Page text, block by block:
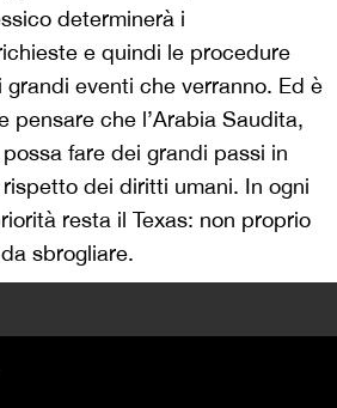
determinerà i
e quindi le procedure
eventi che verranno. Ed è
pensare che l’Arabia Saudita,
fare dei grandi passi in
dei diritti umani. In ogni
resta il Texas: non proprio
sbrogliare.